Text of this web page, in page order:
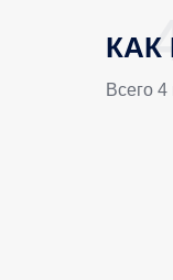
Всего